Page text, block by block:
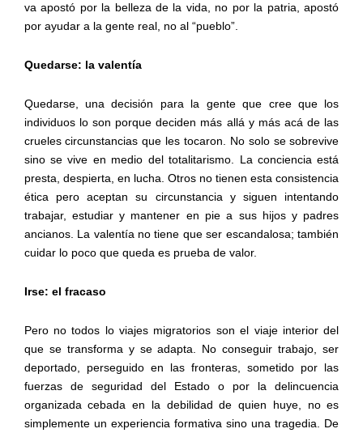
va apostó por la belleza de la vida, no por la patria, apostó
por ayudar a la gente real, no al “pueblo”.
Quedarse: la valentía
Quedarse, una decisión para la gente que cree que los
individuos lo son porque deciden más allá y más acá de las
crueles circunstancias que les tocaron. No solo se sobrevive
sino se vive en medio del totalitarismo. La conciencia está
presta, despierta, en lucha. Otros no tienen esta consistencia
ética pero aceptan su circunstancia y siguen intentando
trabajar, estudiar y mantener en pie a sus hijos y padres
ancianos. La valentía no tiene que ser escandalosa; también
cuidar lo poco que queda es prueba de valor.
Irse: el fracaso
Pero no todos lo viajes migratorios son el viaje interior del
que se transforma y se adapta. No conseguir trabajo, ser
deportado, perseguido en las fronteras, sometido por las
fuerzas de seguridad del Estado o por la delincuencia
organizada cebada en la debilidad de quien huye, no es
simplemente un experiencia formativa sino una tragedia. De